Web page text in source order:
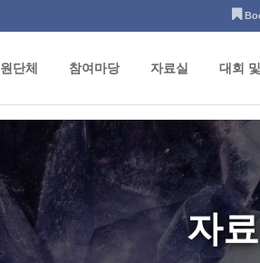
단체 참여마당 자료실 대회
자